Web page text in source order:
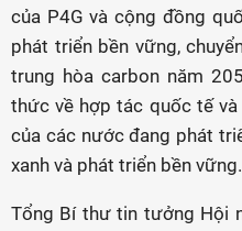
của P4G và cộng đồng
phát triển bền vững,
trung hòa carbon năm
thức về hợp tác quốc tế
của các nước đang phát
xanh và phát triển bền vững.
Tổng Bí thư tin tưởng Hội